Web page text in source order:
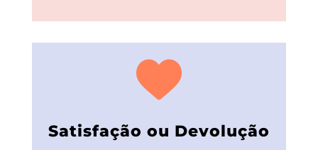
Satisfação ou Devolução